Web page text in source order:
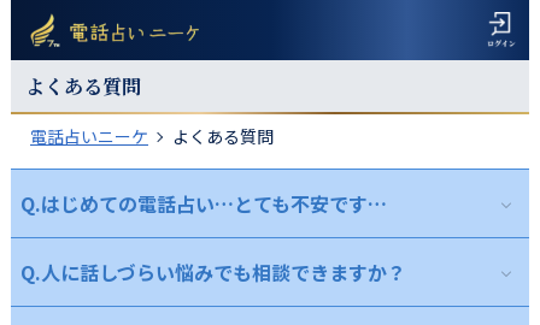
よくある質問
電話占いニーケ よくある質問
Q.はじめての電話占い…とても不安です…
A. ニーケでは、占いの的中力はもちろんのこと、コミュニケー
Q.人に話しづらい悩みでも相談できますか？